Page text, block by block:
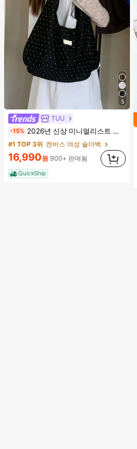
5
TUU
-15% 2026년 신상 미니멀리스트 도트 캔버스 토트백, 대용량 캐주얼 다용도 통근 숄더 핸드백
#1 TOP 3위 캔버스 여성 숄더백
16,990원 900+ 판매됨
QuickShip